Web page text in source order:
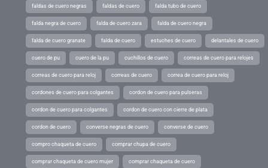
faldas de cuero negras faldas de cuero falda tubo de cuero
falda negra de cuero falda de cuero zara falda de cuero negra
falda de cuero granate falda de cuero estuches de cuero delantales de cuero
cuero de pu cuero de la pu cuchillos de cuero correas de cuero para relojes
correas de cuero para reloj correas de cuero correa de cuero para reloj
cordones de cuero para colgantes cordon de cuero para pulseras
cordon de cuero para colgantes cordon de cuero con cierre de plata
cordon de cuero converse negras de cuero converse de cuero
compro chaqueta de cuero comprar chupa de cuero
comprar chaqueta de cuero mujer comprar chaqueta de cuero